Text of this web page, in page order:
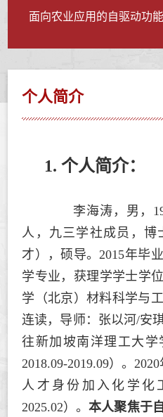
面向农业应用的自驱动功
个人简介
1. 个人简介：
李海涛，男，
人，九三学社成员，博
才），硕导。2015年毕
学专业，获理学学士学
学（北京）材料科学与
连读，导师：张以河/安
往新加坡南洋理工大学
2018.09-2019.09）。
人才身份加入化学化
2025.02）。本人聚焦于